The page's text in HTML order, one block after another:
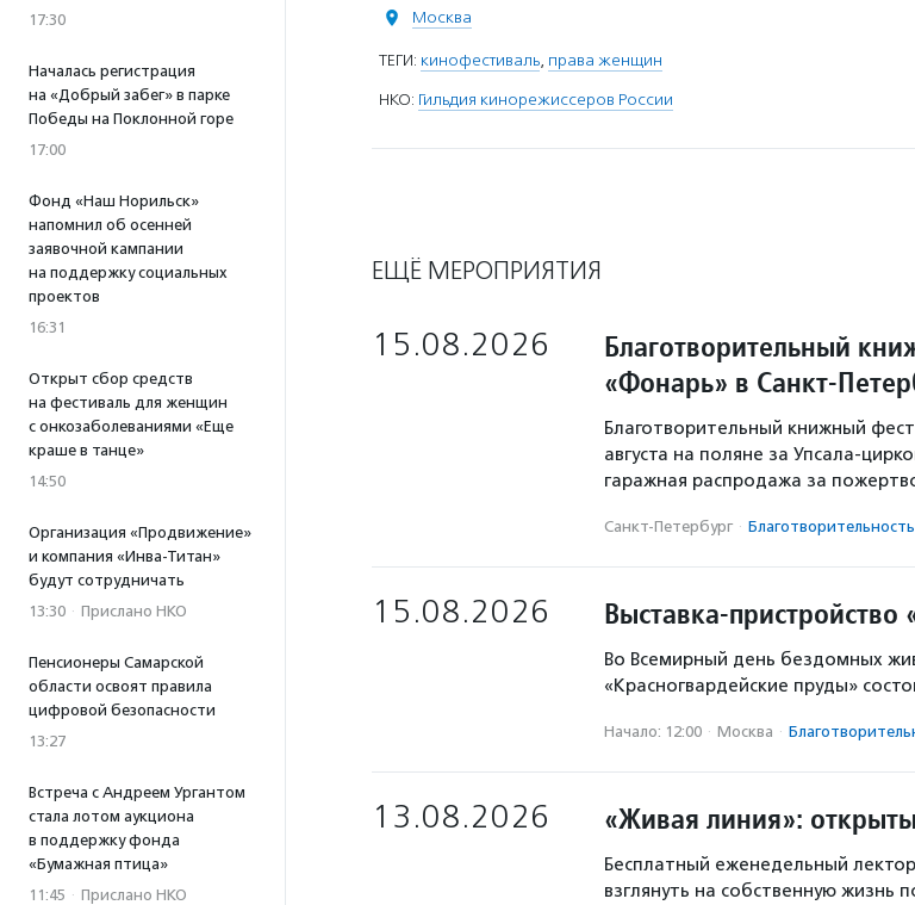
17:30
Началась регистрация
на «Добрый забег» в парке
Победы на Поклонной горе
17:00
Фонд «Наш Норильск»
напомнил об осенней
заявочной кампании
на поддержку социальных
проектов
16:31
Открыт сбор средств
на фестиваль для женщин
с онкозаболеваниями «Еще
краше в танце»
14:50
Организация «Продвижение»
и компания «Инва-Титан»
будут сотрудничать
13:30 · Прислано НКО
Пенсионеры Самарской
области освоят правила
цифровой безопасности
13:27
Встреча с Андреем Ургантом
стала лотом аукциона
в поддержку фонда
«Бумажная птица»
11:45 · Прислано НКО
Москва
ТЕГИ: кинофестиваль, права женщин
НКО: Гильдия кинорежиссеров России
ЕЩЁ МЕРОПРИЯТИЯ
15.08.2026
Благотворительный
«Фонарь» в Санкт-
Благотворительный книжный
августа на поляне за Упсала-
гаражная распродажа за
Санкт-Петербург ·
15.08.2026 Выставка-
Во Всемирный день бездомных
«Красногвардейские пруды»
Начало: 12:00 · Москва ·
13.08.2026 «Живая линия»:
Бесплатный еженедельный
взглянуть на собственную жизнь